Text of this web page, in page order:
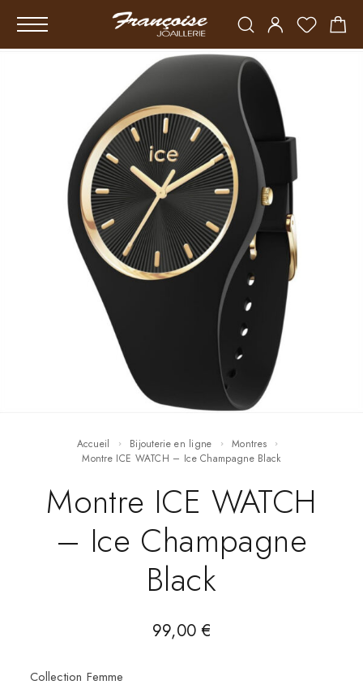
Accueil Bijouterie en ligne
Montres
Montre ICE WATCH – Ice Champagne Black
Montre ICE WATCH
– Ice Champagne
Black
99,00€
Collection Femme